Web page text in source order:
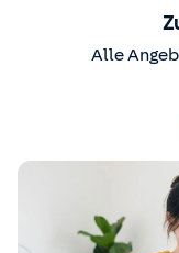
Alle